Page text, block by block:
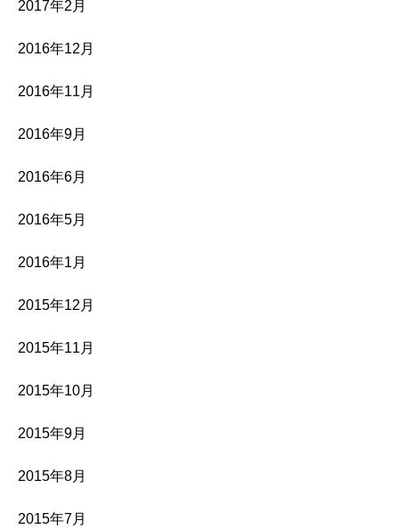
2017年2月
2016年12月
2016年11月
2016年9月
2016年6月
2016年5月
2016年1月
2015年12月
2015年11月
2015年10月
2015年9月
2015年8月
2015年7月